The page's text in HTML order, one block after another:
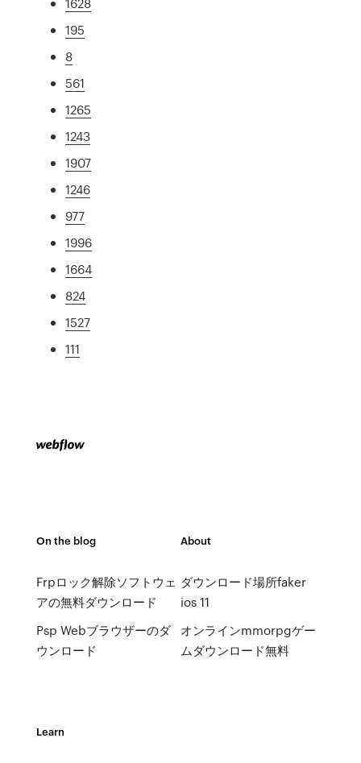
195
8
561
1265
1243
1907
1246
977
1996
1664
824
1527
111
On the blog
Frpロック解除ソフトウェ
アの無料ダウンロード
Psp Webブラウザーのダ
ウンロード
About
ダウンロード場所faker
ios 11
オンラインmmorpgゲー
ムダウンロード無料
Learn